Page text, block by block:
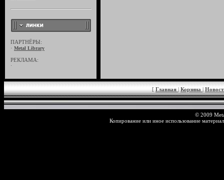
ПАРТНЁРЫ:
· Metal Library
РЕКЛАМА:
·
[ Главная | Корзина |
© 2009
Копирование или иное использование